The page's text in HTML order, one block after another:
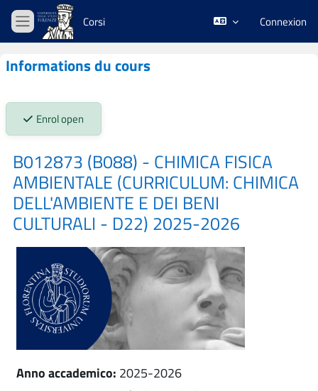
Passer au contenu principal
Panneau latéral
Corsi Connexion
Informations du cours
Stato iscrizioni:
Enrol open
B012873 (B088) - CHIMICA FISICA
AMBIENTALE (CURRICULUM: CHIMICA
DELL'AMBIENTE E DEI BENI
CULTURALI - D22) 2025-2026
Anno accademico: 2025-2026